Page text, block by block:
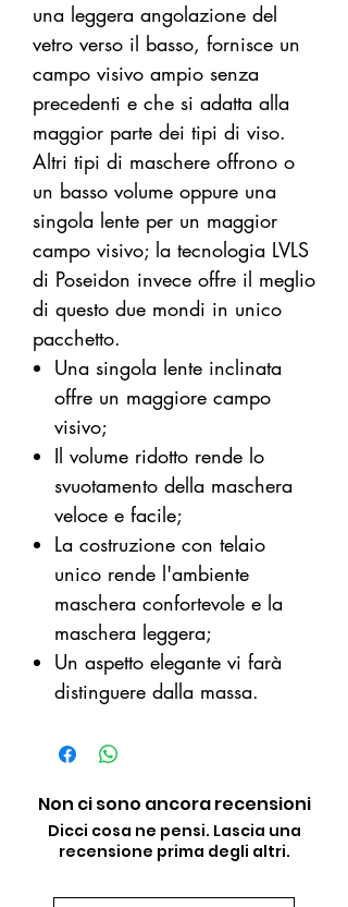
una leggera angolazione del
vetro verso il basso, fornisce un
campo visivo ampio senza
precedenti e che si adatta alla
maggior parte dei tipi di viso.
Altri tipi di maschere offrono o
un basso volume oppure una
singola lente per un maggior
campo visivo; la tecnologia LVLS
di Poseidon invece offre il meglio
di questo due mondi in unico
pacchetto.
Una singola lente inclinata
offre un maggiore campo
visivo;
Il volume ridotto rende lo
svuotamento della maschera
veloce e facile;
La costruzione con telaio
unico rende l'ambiente
maschera confortevole e la
maschera leggera;
Un aspetto elegante vi farà
distinguere dalla massa.
Non ci sono ancora recensioni
Dicci cosa ne pensi. Lascia una
recensione prima degli altri.